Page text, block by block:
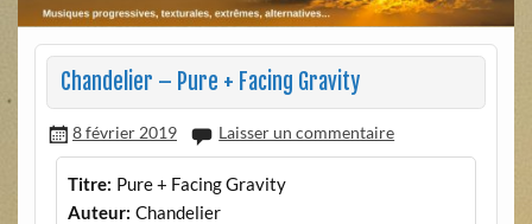
Chandelier – Pure + Facing Gravity
8 février 2019 Laisser un commentaire
Titre: Pure + Facing Gravity
Auteur: Chandelier